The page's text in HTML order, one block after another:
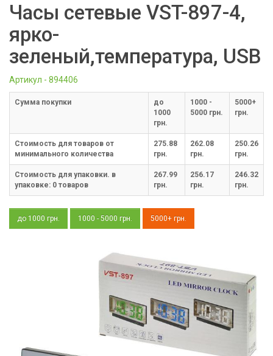
Часы сетевые VST-897-4,
ярко-
зеленый,температура, USB
Артикул - 894406
Cумма покупки
до
1000
грн.
1000 -
5000 грн.
5000+
грн.
Стоимость для товаров от
минимального количества
275.88
грн.
262.08
грн.
250.26
грн.
Стоимость для упаковки. в
упаковке: 0 товаров
267.99
грн.
256.17
грн.
246.32
грн.
до 1000 грн. 1000 - 5000 грн. 5000+ грн.